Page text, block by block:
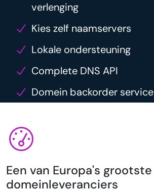
verlenging
Kies zelf naamservers
Lokale ondersteuning
Complete DNS API
Domein backorder service
Een van Europa's grootste
domeinleveranciers